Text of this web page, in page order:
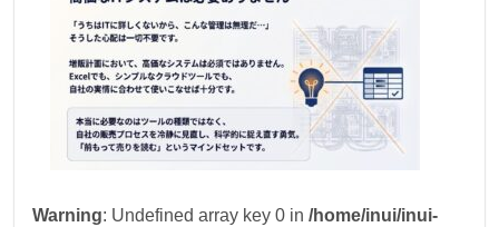
Warning : Undefined array key 0 in/home/inui/inui-